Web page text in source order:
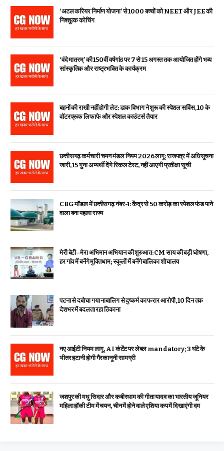
‘अटल करियर निर्माण योजना’ से 1000 बच्चों को NEET और JEE की
निश्शुल्क कोचिंग
‘वंदे मातरम्’ की 150वीं वर्षगांठ पर 7 से 15 अगस्त तक आयोजित होंगे भव्य
सांस्कृतिक और राष्ट्रभक्ति के कार्यक्रम
बहनों की राखी नहीं होगी लेट: डाक विभाग ने शुरू की स्पेशल सर्विस, ₹10 के
वॉटरप्रूफ लिफाफे और स्पेशल काउंटर्स तैयार
छत्तीसगढ़ कर्मचारी चयन मंडल नियम 2026 लागू: राजपत्र में अधिसूचना
जारी, 15 गुना अभ्यर्थी देंगे स्किल टेस्ट, नहीं आएगी प्रतीक्षा सूची
CBG मॉडल में छत्तीसगढ़ नंबर-1: केंद्र से ₹50 करोड़ का स्पेशल फंड पाने
वाला बना पहला राज्य
मेरी बेटी–मेरा अभिमान अभियान की शुरुआत: CM साय की बड़ी घोषणा,
हर गांव में बनेंगे मुक्तिधाम; स्कूलों में बनेंगे बालिका शौचालय
पटना से दबोचा गया नाबालिग से दुष्कर्म का फरार आरोपी, 10 दिन तक
देशभर में बदलता रहा ठिकाना
नए आईटी नियम लागू, AI कंटेंट पर लेबल mandatory; 3 घंटे के
भीतर हटानी होगी गैरकानूनी सामग्री
जशपुर की मधु सिदार और कबीरधाम की गीता यादव का भारतीय जूनियर
महिला हॉकी टीम में चयन, चीन में होने वाले एशिया कप में दिखाएंगी दम